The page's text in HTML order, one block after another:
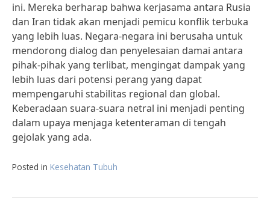
ini. Mereka berharap bahwa kerjasama antara Rusia
dan Iran tidak akan menjadi pemicu konflik terbuka
yang lebih luas. Negara-negara ini berusaha untuk
mendorong dialog dan penyelesaian damai antara
pihak-pihak yang terlibat, mengingat dampak yang
lebih luas dari potensi perang yang dapat
mempengaruhi stabilitas regional dan global.
Keberadaan suara-suara netral ini menjadi penting
dalam upaya menjaga ketenteraman di tengah
gejolak yang ada.
Posted in Kesehatan Tubuh